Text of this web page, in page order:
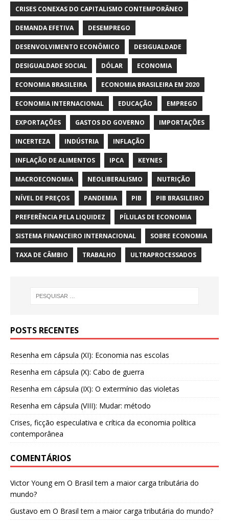
CRISES CONEXAS DO CAPITALISMO CONTEMPORÂNEO
DEMANDA EFETIVA DESEMPREGO
DESENVOLVIMENTO ECONÔMICO DESIGUALDADE
DESIGUALDADE SOCIAL DÓLAR ECONOMIA
ECONOMIA BRASILEIRA ECONOMIA BRASILEIRA EM 2020
ECONOMIA INTERNACIONAL EDUCAÇÃO EMPREGO
EXPORTAÇÕES GASTOS DO GOVERNO IMPORTAÇÕES
INCERTEZA INDÚSTRIA INFLAÇÃO
INFLAÇÃO DE ALIMENTOS IPCA KEYNES
MACROECONOMIA NEOLIBERALISMO NUTRIÇÃO
NÍVEL DE PREÇOS PANDEMIA PIB PIB BRASILEIRO
PREFERÊNCIA PELA LIQUIDEZ PÍLULAS DE ECONOMIA
SISTEMA FINANCEIRO INTERNACIONAL SOBRE ECONOMIA
TAXA DE CÂMBIO TRABALHO ULTRAPROCESSADOS
POSTS RECENTES
Resenha em cápsula (XI): Economia nas escolas
Resenha em cápsula (X): Cabo de guerra
Resenha em cápsula (IX): O extermínio das violetas
Resenha em cápsula (VIII): Mudar: método
Crises, ficção especulativa e crítica da economia política
contemporânea
COMENTÁRIOS
Victor Youngem O Brasil tem a maior carga tributária do
mundo?
Gustavo em O Brasil tem a maior carga tributária do mundo?